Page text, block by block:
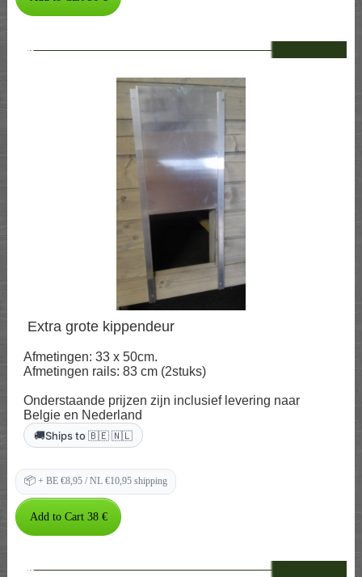
--
Extra grote kippendeur
Afmetingen: 33 x 50cm.
Afmetingen rails: 83 cm (2stuks)
Onderstaande prijzen zijn inclusief levering naar
Belgie en Nederland
🚚Ships to 🇧🇪 🇳🇱
📦 + BE €8,95 / NL €10,95 shipping
--